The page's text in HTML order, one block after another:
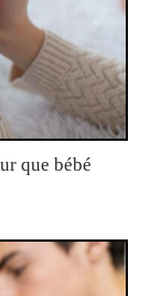
que bébé